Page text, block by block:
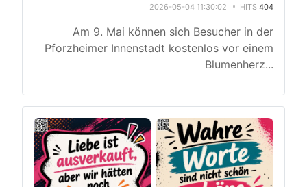
2026-05-04 11:30:02 HITS 404
Am 9. Mai können sich Besucher in der
Pforzheimer Innenstadt kostenlos vor einem
Blumenherz...